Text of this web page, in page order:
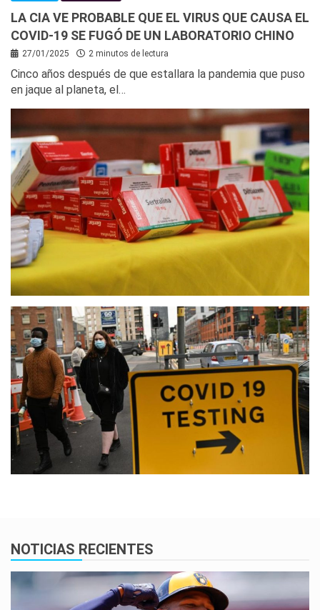
LA CIA VE PROBABLE QUE EL VIRUS QUE CAUSA EL
COVID-19 SE FUGÓ DE UN LABORATORIO CHINO
27/01/2025 2 minutos de lectura
Cinco años después de que estallara la pandemia que puso
en jaque al planeta, el…
NOTICIAS RECIENTES